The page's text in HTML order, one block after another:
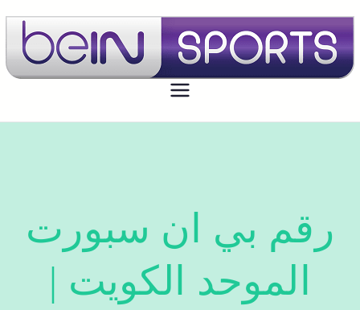
بي ان سبورت الكويت
تجديد اشتراك بي ان سبورت اون لاين
رقم بي ان سبورت
الموحد الكويت |